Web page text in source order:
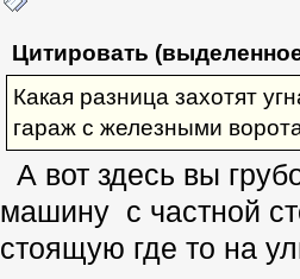
Цитировать
Какая разница захотят
гараж с железными
А вот здесь вы
машину с частной
стоящую где то на